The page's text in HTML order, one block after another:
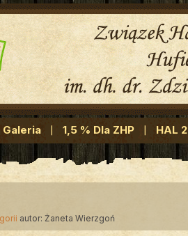
Galeria 1,5 % Dla ZHP HAL
autor: Żaneta Wierzgoń